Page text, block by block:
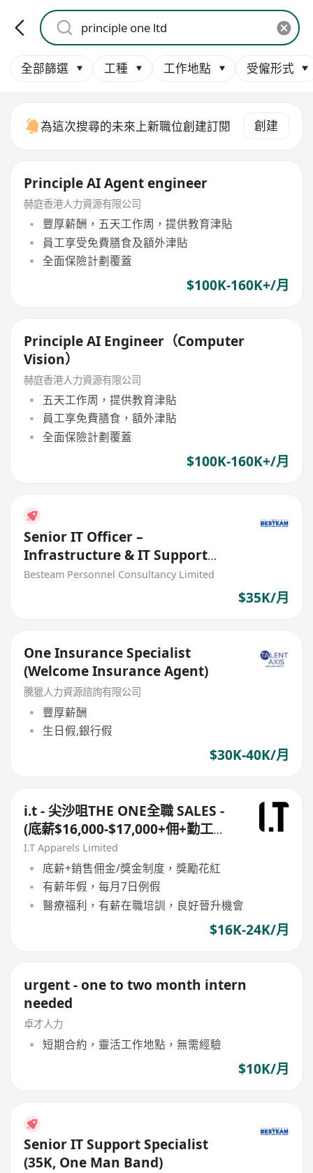
全部篩選 工種 工作地點 受僱形式
為這次搜尋的未來上新職位創建訂閱 創建
Principle AI Agent engineer
赫庭香港人力資源有限公司
豐厚薪酬，五天工作周，提供教育津貼
員工享受免費膳食及額外津貼
全面保險計劃覆蓋
$100K-160K+/月
Principle AI Engineer（Computer
Vision）
赫庭香港人力資源有限公司
五天工作周，提供教育津貼
員工享免費膳食，額外津貼
全面保險計劃覆蓋
$100K-160K+/月
Senior IT Officer –
Infrastructure & IT Support
(One Man Band) 35K
Besteam Personnel Consultancy Limited
$35K/月
One Insurance Specialist
(Welcome Insurance Agent)
騰獵人力資源諮詢有限公司
豐厚薪酬
生日假,銀行假
$30K-40K/月
i.t - 尖沙咀THE ONE全職 SALES -
(底薪$16,000-$17,000+佣+勤工
$500 ) +每月7日例假
I.T Apparels Limited
底薪+銷售佣金/獎金制度，獎勵花紅
有薪年假，每月7日例假
醫療福利，有薪在職培訓，良好晉升機會
$16K-24K/月
urgent - one to two month intern
needed
卓才人力
短期合約，靈活工作地點，無需經驗
$10K/月
Senior IT Support Specialist
(35K, One Man Band)